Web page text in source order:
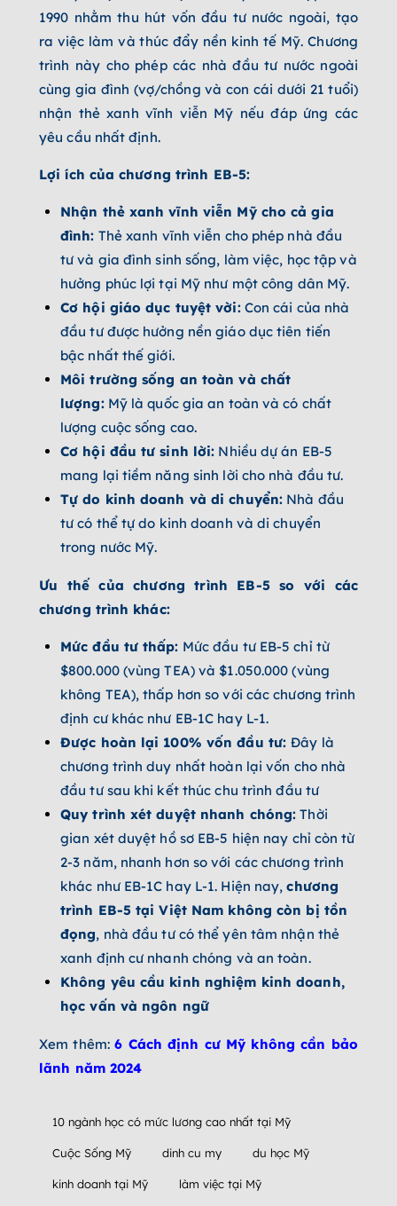
1990 nhằm thu hút vốn đầu tư nước ngoài, tạo
ra việc làm và thúc đẩy nền kinh tế Mỹ. Chương
trình này cho phép các nhà đầu tư nước ngoài
cùng gia đình (vợ/chồng và con cái dưới 21 tuổi)
nhận thẻ xanh vĩnh viễn Mỹ nếu đáp ứng các
yêu cầu nhất định.
Lợi ích của chương trình EB-5:
Nhận thẻ xanh vĩnh viễn Mỹ cho cả gia
đình: Thẻ xanh vĩnh viễn cho phép nhà đầu
tư và gia đình sinh sống, làm việc, học tập và
hưởng phúc lợi tại Mỹ như một công dân Mỹ.
Cơ hội giáo dục tuyệt vời:Con cái của nhà
đầu tư được hưởng nền giáo dục tiên tiến
bậc nhất thế giới.
Môi trường sống an toàn và chất
lượng:Mỹ là quốc gia an toàn và có chất
lượng cuộc sống cao.
Cơ hội đầu tư sinh lời: Nhiều dự án EB-5
mang lại tiềm năng sinh lời cho nhà đầu tư.
Tự do kinh doanh và di chuyển: Nhà đầu
tư có thể tự do kinh doanh và di chuyển
trong nước Mỹ.
Ưu thế của chương trình EB-5 so với các
chương trình khác:
Mức đầu tư thấp: Mức đầu tư EB-5 chỉ từ
$800.000 (vùng TEA) và $1.050.000 (vùng
không TEA), thấp hơn so với các chương trình
định cư khác như EB-1C hay L-1.
Được hoàn lại 100% vốn đầu tư:Đây là
chương trình duy nhất hoàn lại vốn cho nhà
đầu tư sau khi kết thúc chu trình đầu tư
Quy trình xét duyệt nhanh chóng: Thời
gian xét duyệt hồ sơ EB-5 hiện nay chỉ còn từ
2-3 năm, nhanh hơn so với các chương trình
khác như EB-1C hay L-1. Hiện nay,chương
trình EB-5 tại Việt Nam không còn bị tồn
đọng, nhà đầu tư có thể yên tâm nhận thẻ
xanh định cư nhanh chóng và an toàn.
Không yêu cầu kinh nghiệm kinh doanh,
học vấn và ngôn ngữ
Xem thêm:6 Cách định cư Mỹ không cần bảo
lãnh năm 2024
10 ngành học có mức lương cao nhất tại Mỹ
Cuộc Sống Mỹ dinh cu my du học Mỹ
kinh doanh tại Mỹ làm việc tại Mỹ